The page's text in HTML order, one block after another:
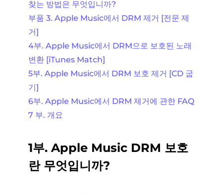
찾는 방법은 무엇입니까?
부품 3. Apple Music에서 DRM 제거 [전문 제
거]
4부. Apple Music에서 DRM으로 보호된 노래
변환 [iTunes Match]
5부. Apple Music에서 DRM 보호 제거 [CD 굽
기]
6부. Apple Music에서 DRM 제거에 관한 FAQ
7 부. 개요
1부. Apple Music DRM 보호
란 무엇입니까?